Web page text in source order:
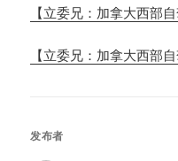
【立委兄：加拿大西部
【立委兄：加拿大西部
发布者